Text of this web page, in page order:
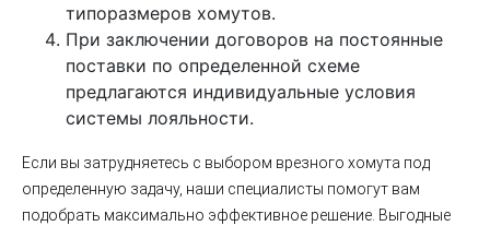
типоразмеров хомутов.
При заключении договоров на постоянные
поставки по определенной схеме
предлагаются индивидуальные условия
системы лояльности.
Если вы затрудняетесь с выбором врезного хомута под
определенную задачу, наши специалисты помогут вам
подобрать максимально эффективное решение. Выгодные